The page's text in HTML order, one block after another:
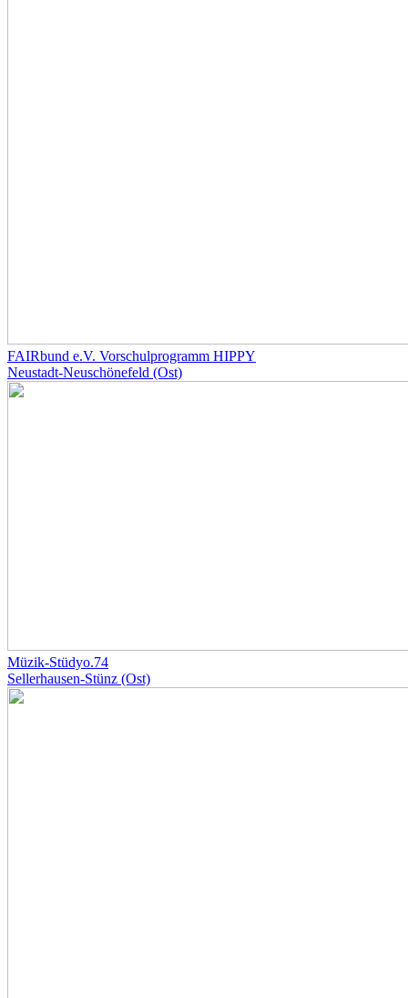
FAIRbund e.V. Vorschulprogramm HIPPY
Neustadt-Neuschönefeld (Ost)
Müzik-Stüdyo.74
Sellerhausen-Stünz (Ost)